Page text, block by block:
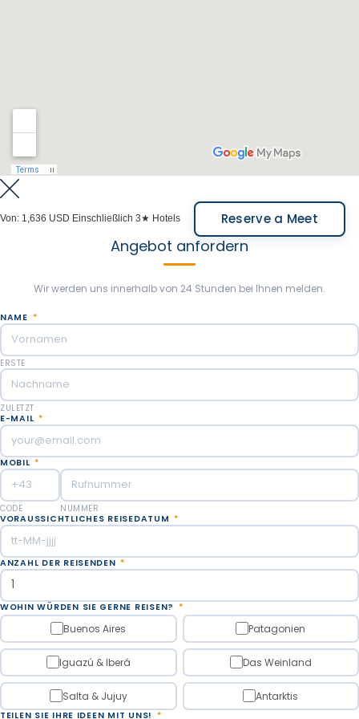
Von: 1,636 USD Einschließlich 3★ Hotels Reserve a Meet
Angebot anfordern
Wir werden uns innerhalb von 24 Stunden bei Ihnen melden.
NAME *
ERSTE
ZULETZT
E-MAIL *
MOBIL *
CODE
NUMMER
VORAUSSICHTLICHES REISEDATUM *
ANZAHL DER REISENDEN *
WOHIN WÜRDEN SIE GERNE REISEN? *
Buenos Aires Patagonien
Iguazú & Iberá Das Weinland
Salta & Jujuy Antarktis
TEILEN SIE IHRE IDEEN MIT UNS! *